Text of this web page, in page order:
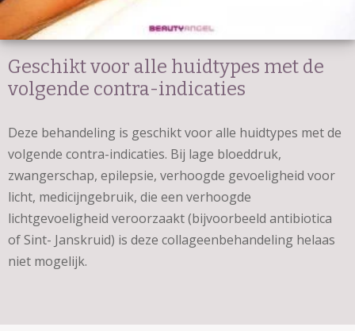
Geschikt voor alle huidtypes met de
volgende contra-indicaties
Deze behandeling is geschikt voor alle huidtypes met de
volgende contra-indicaties. Bij lage bloeddruk,
zwangerschap, epilepsie, verhoogde gevoeligheid voor
licht, medicijngebruik, die een verhoogde
lichtgevoeligheid veroorzaakt (bijvoorbeeld antibiotica
of Sint- Janskruid) is deze collageenbehandeling helaas
niet mogelijk.